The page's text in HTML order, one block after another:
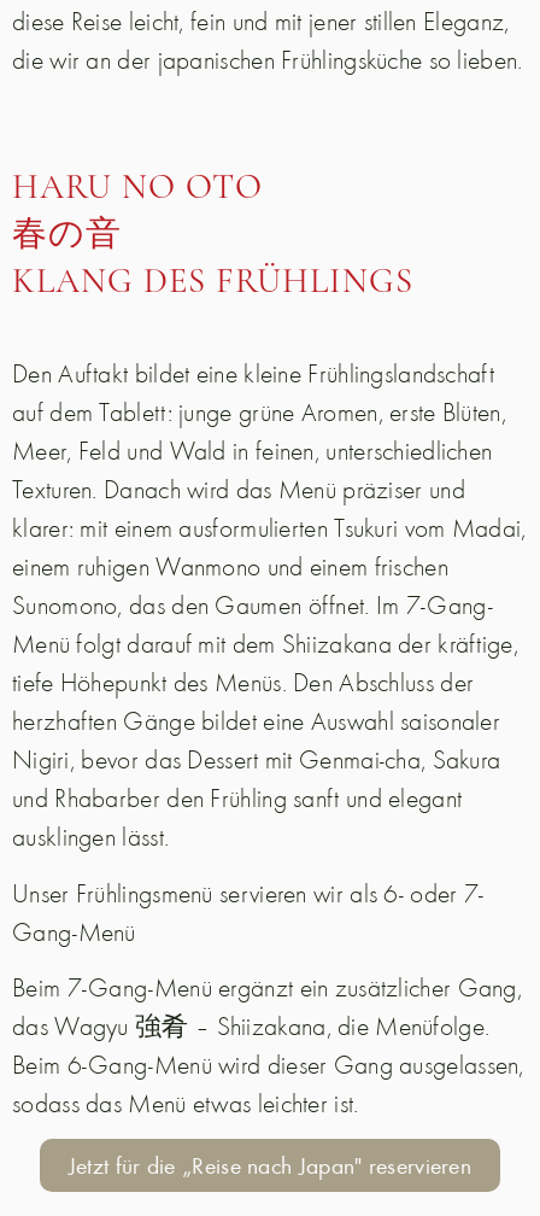
diese Reise leicht, fein und mit jener stillen Eleganz,
die wir an der japanischen Frühlingsküche so lieben.
HARU NO OTO
春の音
KLANG DES FRÜHLINGS
Den Auftakt bildet eine kleine Frühlingslandschaft
auf dem Tablett: junge grüne Aromen, erste Blüten,
Meer, Feld und Wald in feinen, unterschiedlichen
Texturen. Danach wird das Menü präziser und
klarer: mit einem ausformulierten Tsukuri vom Madai,
einem ruhigen Wanmono und einem frischen
Sunomono, das den Gaumen öffnet. Im 7-Gang-
Menü folgt darauf mit dem Shiizakana der kräftige,
tiefe Höhepunkt des Menüs. Den Abschluss der
herzhaften Gänge bildet eine Auswahl saisonaler
Nigiri, bevor das Dessert mit Genmai-cha, Sakura
und Rhabarber den Frühling sanft und elegant
ausklingen lässt.
Unser Frühlingsmenü servieren wir als 6- oder 7-
Gang-Menü
Beim 7-Gang-Menü ergänzt ein zusätzlicher Gang,
das Wagyu 強肴 – Shiizakana, die Menüfolge.
Beim 6-Gang-Menü wird dieser Gang ausgelassen,
sodass das Menü etwas leichter ist.
Jetzt für die „Reise nach Japan" reservieren